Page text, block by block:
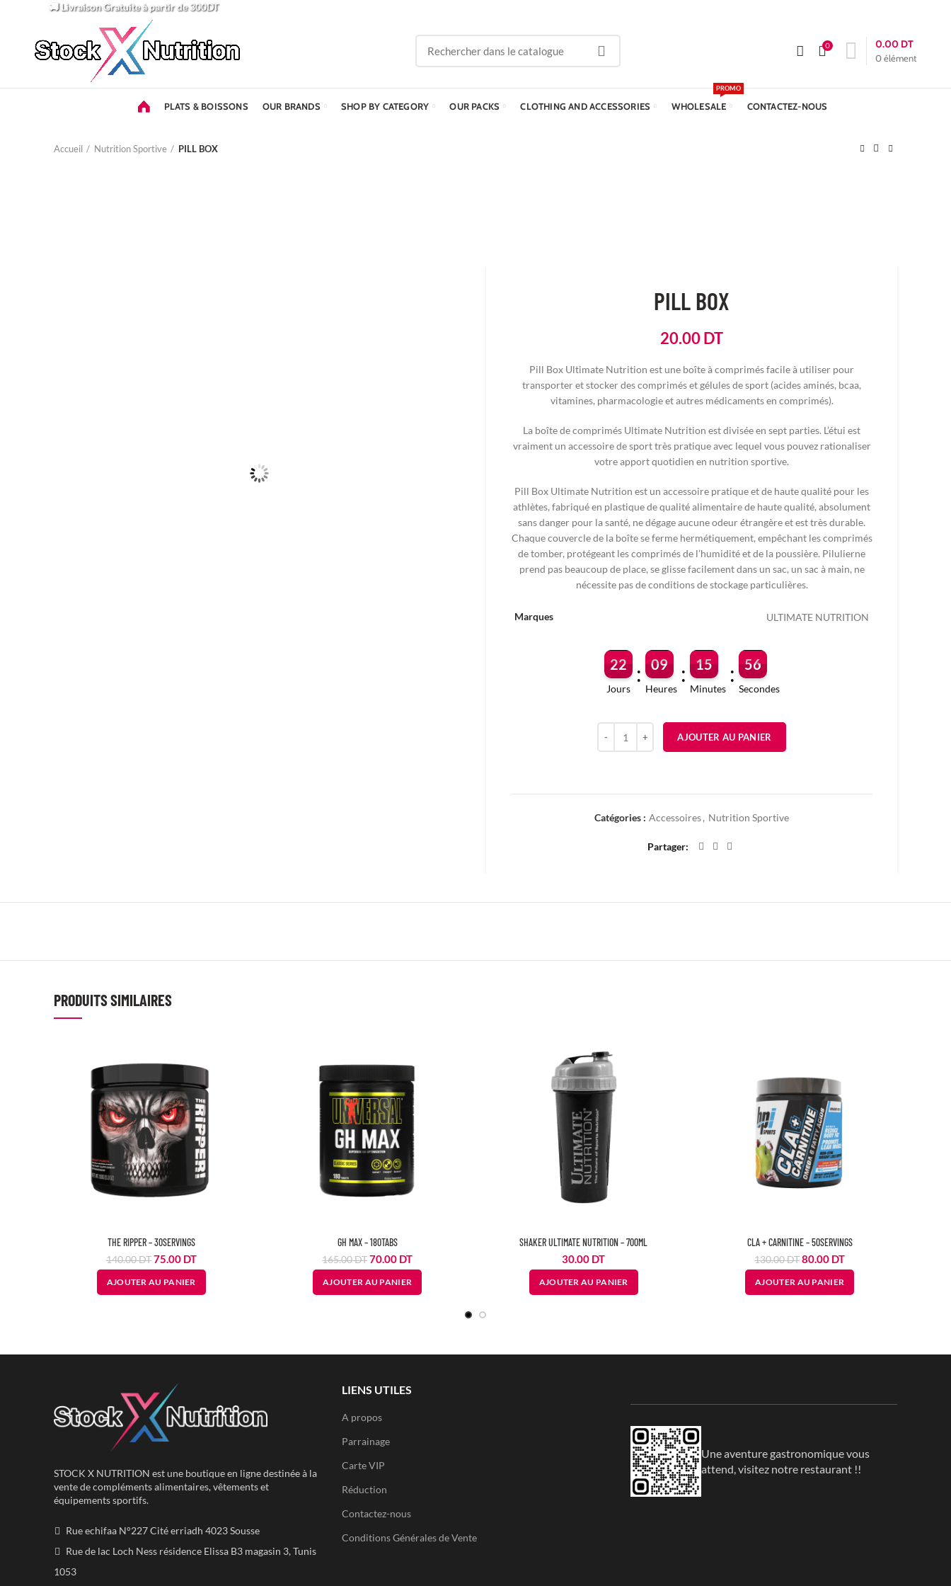
🚚 Livraison Gratuiteà partir de 300DT
0
0élément
0.00 DT
PLATS & BOISSONS OUR BRANDS SHOP BY CATEGORY OUR PACKS CLOTHING AND ACCESSORIES WHOLESALE
PROMO
CONTACTEZ-NOUS
Accueil Nutrition Sportive PILL BOX
PILL BOX
20.00DT
Pill Box Ultimate Nutrition est une boîte à comprimés facile à utiliser pour
transporter et stocker des comprimés et gélules de sport (acides aminés, bcaa,
vitamines, pharmacologie et autres médicaments en comprimés).
La boîte de comprimés Ultimate Nutrition est divisée en sept parties. L’étui est
vraiment un accessoire de sport très pratique avec lequel vous pouvez rationaliser
votre apport quotidien en nutrition sportive.
Pill Box Ultimate Nutrition est un accessoire pratique et de haute qualité pour les
athlètes, fabriqué en plastique de qualité alimentaire de haute qualité, absolument
sans danger pour la santé, ne dégage aucune odeur étrangère et est très durable.
Chaque couvercle de la boîte se ferme hermétiquement, empêchant les comprimés
de tomber, protégeant les comprimés de l’humidité et de la poussière. Pilulierne
prend pas beaucoup de place, se glisse facilement dans un sac, un sac à main, ne
nécessite pas de conditions de stockage particulières.
Marques ULTIMATE NUTRITION
22
Jours
: 09
Heures
: 15
Minutes
: 56
Secondes
quantité de PILL BOX
AJOUTER AU PANIER
Catégories : Accessoires , Nutrition Sportive
Partager
PRODUITS SIMILAIRES
THE RIPPER – 30SERVINGS
140.00DT Le
prix
initial
était :
75.00DTLe
prix
est :
AJOUTER AU PANIER
GH MAX – 180TABS
165.00DTLe
prix
initial
était :
70.00 DTLe
prix
est :
AJOUTER AU PANIER
SHAKER ULTIMATE NUTRITION – 700ML
30.00 DT
AJOUTER AU PANIER
CLA + CARNITINE – 50SERVINGS
130.00DTLe
prix
initial
était :
80.00 DTLe
prix
est :
AJOUTER AU PANIER
STOCK X NUTRITION est une boutique en ligne destinée à la
vente de compléments alimentaires, vêtements et
équipements sportifs.
Rue echifaa N°227 Cité erriadh 4023 Sousse
Rue de lac Loch Ness résidence Elissa B3 magasin 3, Tunis
1053
LIENS UTILES
A propos
Parrainage
Carte VIP
Réduction
Contactez-nous
Conditions Générales de Vente
Une aventure gastronomique vous
attend, visitez notre restaurant !!